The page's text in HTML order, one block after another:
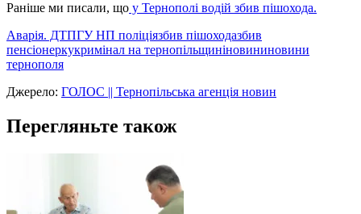
Раніше ми писали, що у Тернополі водій збив пішохода.
Аварія. ДТПГУ НП поліціязбив пішоходазбив
пенсіонеркукримінал на тернопільщиніновининовини
тернополя
Джерело: ГОЛОС || Тернопільська агенція новин
Перегляньте також